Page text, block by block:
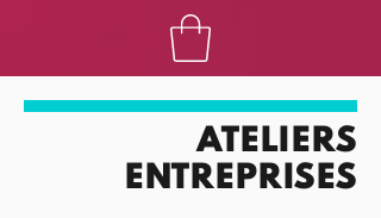
ATELIERS
ENTREPRISES